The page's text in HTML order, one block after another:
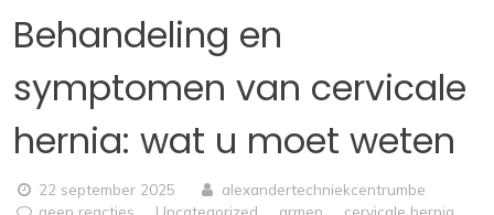
Behandeling en
symptomen van cervicale
hernia: wat u moet weten
22 september 2025
alexandertechniekcentrumbe
geen reacties
Uncategorized armen
cervicale hernia